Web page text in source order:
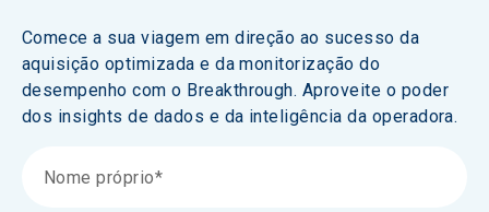
Comece a sua viagem em direção ao sucesso da
aquisição optimizada e da monitorização do
desempenho com o Breakthrough. Aproveite o poder
dos insights de dados e da inteligência da operadora.